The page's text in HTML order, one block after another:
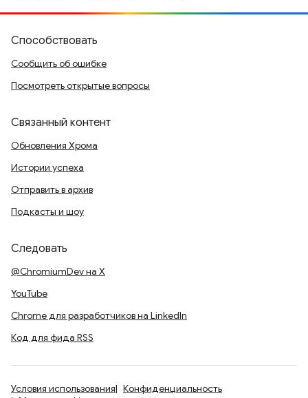
Способствовать
Сообщить об ошибке
Посмотреть открытые вопросы
Связанный контент
Обновления Хрома
Истории успеха
Отправить в архив
Подкасты и шоу
Следовать
@ChromiumDev на X
YouTube
Chrome для разработчиков на LinkedIn
Код для фида RSS
Условия использования
Конфиденциальность